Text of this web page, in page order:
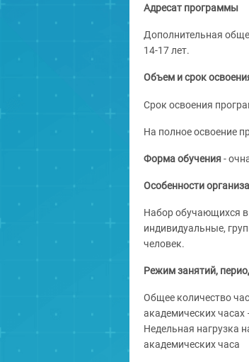
Адресат программы
Дополнительная
14-17 лет.
Объем и срок
Срок освоения
На полное освоение
Форма обучения-
Особенности
Набор обучающихся
индивидуальные,
человек.
Режим занятий,
Общее количество
академических
Недельная нагрузка
академических часа